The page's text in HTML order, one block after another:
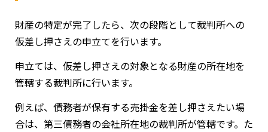
財産の特定が完了したら、次の段階として裁判所への
仮差し押さえの申立てを行います。
申立ては、仮差し押さえの対象となる財産の所在地を
管轄する裁判所に行います。
例えば、債務者が保有する売掛金を差し押さえたい場
合は、第三債務者の会社所在地の裁判所が管轄です。た